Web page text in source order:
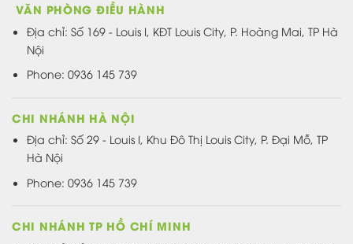
VĂN PHÒNG ĐIỀU HÀNH
Địa chỉ: Số 169 - Louis I, KĐT Louis City, P. Hoàng Mai, TP Hà
Nội
Phone: 0936 145 739
CHI NHÁNH HÀ NỘI
Địa chỉ: Số 29 - Louis I, Khu Đô Thị Louis City, P. Đại Mỗ, TP
Hà Nội
Phone: 0936 145 739
CHI NHÁNH TP HỒ CHÍ MINH